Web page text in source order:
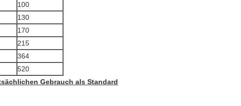
100
130
170
215
364
520
Gebrauch als Standard